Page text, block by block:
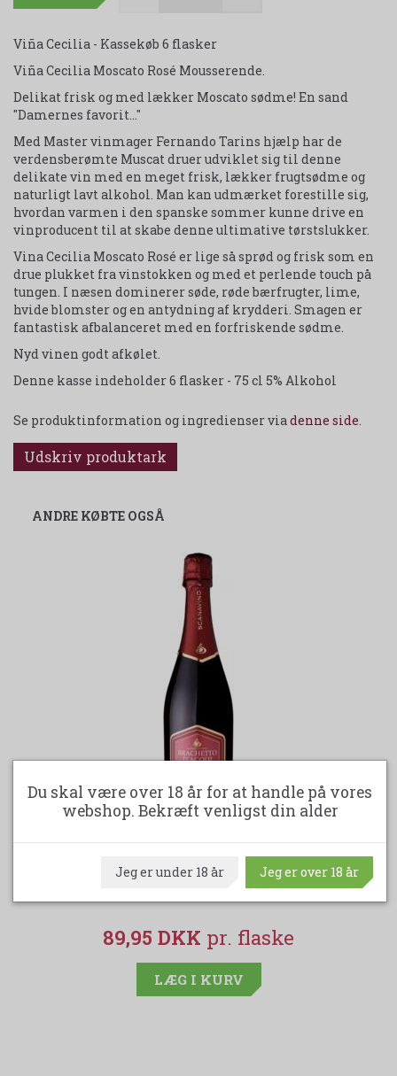
Viña Cecilia - Kassekøb 6 flasker
Viña Cecilia Moscato Rosé Mousserende.
Delikat frisk og med lækker Moscato sødme! En sand
"Damernes favorit..."
Med Master vinmager Fernando Tarins hjælp har de
verdensberømte Muscat druer udviklet sig til denne
delikate vin med en meget frisk, lækker frugtsødme og
naturligt lavt alkohol. Man kan udmærket forestille sig,
hvordan varmen i den spanske sommer kunne drive en
vinproducent til at skabe denne ultimative tørstslukker.
Vina Cecilia Moscato Rosé er lige så sprød og frisk som en
drue plukket fra vinstokken og med et perlende touch på
tungen. I næsen dominerer søde, røde bærfrugter, lime,
hvide blomster og en antydning af krydderi. Smagen er
fantastisk afbalanceret med en forfriskende sødme.
Nyd vinen godt afkølet.
Denne kasse indeholder 6 flasker - 75 cl 5% Alkohol
Se produktinformation og ingredienser viadenne side.
Udskriv produktark
ANDRE KØBTE OGSÅ
BRACHETTO D`ACQUI DOC SCANAVINO
89,95 DKK
LÆG I KURV
Du skal være over 18 år for at handle på vores
webshop. Bekræft venligst din alder
Jeg er under 18 år Jeg er over 18 år